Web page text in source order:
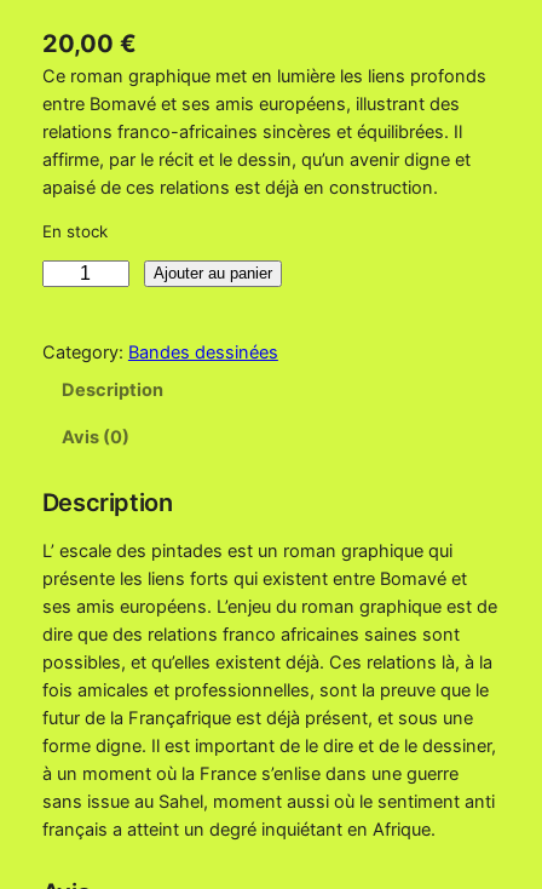
20,00 €
Ce roman graphique met en lumière les liens profonds
entre Bomavé et ses amis européens, illustrant des
relations franco-africaines sincères et équilibrées. Il
affirme, par le récit et le dessin, qu’un avenir digne et
apaisé de ces relations est déjà en construction.
En stock
n
d
L
'
e
s
c
a
l
e
d
e
s
Ajouter au panier
Category: Bandes dessinées
Description
Avis (0)
Description
L’ escale des pintades est un roman graphique qui
présente les liens forts qui existent entre Bomavé et
ses amis européens. L’enjeu du roman graphique est de
dire que des relations franco africaines saines sont
possibles, et qu’elles existent déjà. Ces relations là, à la
fois amicales et professionnelles, sont la preuve que le
futur de la Françafrique est déjà présent, et sous une
forme digne. Il est important de le dire et de le dessiner,
à un moment où la France s’enlise dans une guerre
sans issue au Sahel, moment aussi où le sentiment anti
français a atteint un degré inquiétant en Afrique.